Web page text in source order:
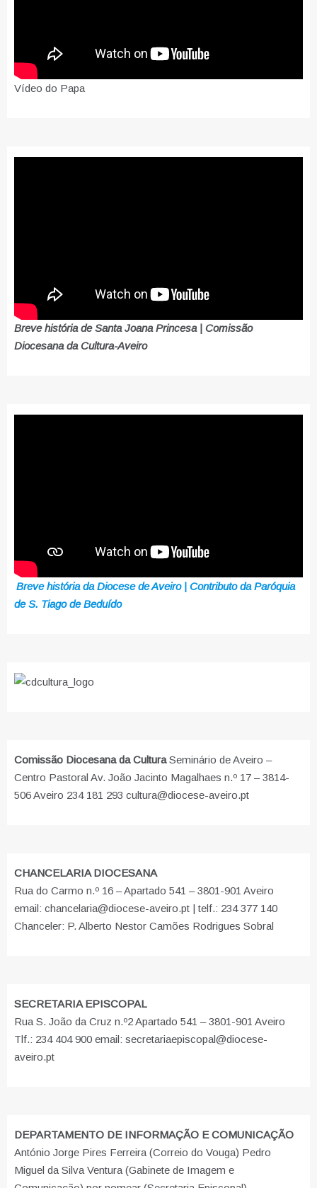
Vídeo do Papa
Breve história de Santa Joana Princesa | Comissão
Diocesana da Cultura-Aveiro
Breve história da Diocese de Aveiro | Contributo da Paróquia
de S. Tiago de Beduído
Comissão Diocesana da CulturaSeminário de Aveiro –
Centro Pastoral Av. João Jacinto Magalhaes n.º 17 – 3814-
506 Aveiro 234 181 293 cultura@diocese-aveiro.pt
CHANCELARIA DIOCESANA
Rua do Carmo n.º 16 – Apartado 541 – 3801-901 Aveiro
email: chancelaria@diocese-aveiro.pt | telf.: 234 377 140
Chanceler: P. Alberto Nestor Camões Rodrigues Sobral
SECRETARIA EPISCOPAL
Rua S. João da Cruz n.º2 Apartado 541 – 3801-901 Aveiro
Tlf.: 234 404 900 email: secretariaepiscopal@diocese-
aveiro.pt
DEPARTAMENTO DE INFORMAÇÃO E COMUNICAÇÃO
António Jorge Pires Ferreira (Correio do Vouga) Pedro
Miguel da Silva Ventura (Gabinete de Imagem e